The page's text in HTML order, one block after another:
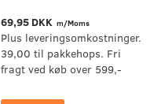
69,95 DKK m/Moms
Plus leveringsomkostninger.
39,00 til pakkehops. Fri
fragt ved køb over 599,-